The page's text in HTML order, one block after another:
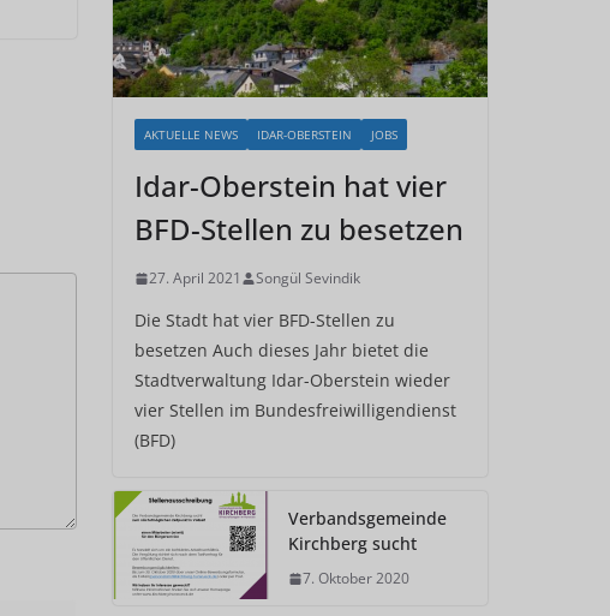
AKTUELLE NEWS IDAR-OBERSTEIN JOBS
Idar-Oberstein hat vier
BFD-Stellen zu besetzen
27. April 2021 Songül Sevindik
Die Stadt hat vier BFD-Stellen zu
besetzen Auch dieses Jahr bietet die
Stadtverwaltung Idar-Oberstein wieder
vier Stellen im Bundesfreiwilligendienst
(BFD)
Verbandsgemeinde
Kirchberg sucht
7. Oktober 2020